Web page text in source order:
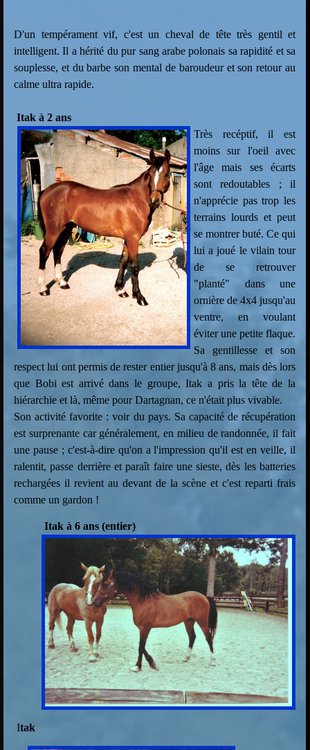
D'un tempérament vif, c'est un cheval de tête très gentil et
intelligent. Il a hérité du pur sang arabe polonais sa rapidité et sa
souplesse, et du barbe son mental de baroudeur et son retour au
calme ultra rapide.
Itak à 2 ans
Très recéptif, il est
moins sur l'oeil avec
l'âge mais ses écarts
sont redoutables ; il
n'apprécie pas trop les
terrains lourds et peut
se montrer buté. Ce qui
lui a joué le vilain tour
de se retrouver
"planté" dans une
ornière de 4x4 jusqu'au
ventre, en voulant
éviter une petite flaque.
Sa gentillesse et son
respect lui ont permis de rester entier jusqu'à 8 ans, mais dès lors
que Bobi est arrivé dans le groupe, Itak a pris la tête de la
hiérarchie et là, même pour Dartagnan, ce n'était plus vivable.
Son activité favorite : voir du pays. Sa capacité de récupération
est surprenante car généralement, en milieu de randonnée, il fait
une pause ; c'est-à-dire qu'on a l'impression qu'il est en veille, il
ralentit, passe derrière et paraît faire une sieste, dès les batteries
rechargées il revient au devant de la scène et c'est reparti frais
comme un gardon !
Itak à 6 ans (entier)
Itak